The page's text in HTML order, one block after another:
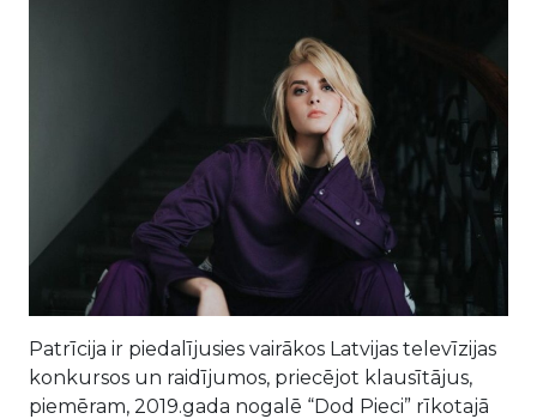
Patrīcija ir piedalījusies vairākos Latvijas televīzijas
konkursos un raidījumos, priecējot klausītājus,
piemēram, 2019.gada nogalē “Dod Pieci” rīkotajā